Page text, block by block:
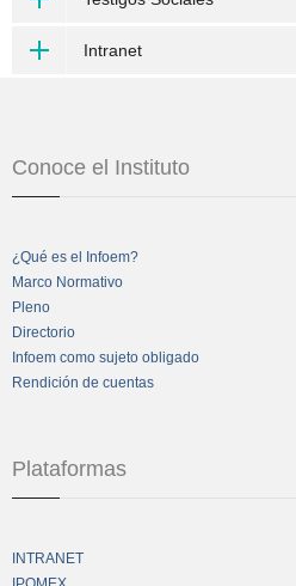
Intranet
Conoce el Instituto
¿Qué es el Infoem?
Marco Normativo
Pleno
Directorio
Infoem como sujeto obligado
Rendición de cuentas
Plataformas
INTRANET